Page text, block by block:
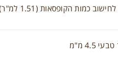
כמות הקופסאות (1.51 למ"ר)